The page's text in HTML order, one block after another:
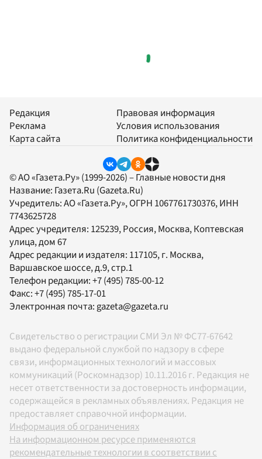
Редакция
Реклама
Карта сайта
Правовая информация
Условия использования
Политика конфиденциальности
© АО «Газета.Ру» (1999-2026) – Главные новости дня
Название: Газета.Ru (Gazeta.Ru)
Учредитель:АО «Газета.Ру», ОГРН 1067761730376, ИНН
7743625728
Адрес учредителя: 125239, Россия, Москва, Коптевская
улица, дом 67
Адрес редакции и издателя: 117105, г. Москва,
Варшавское шоссе, д.9, стр.1
Телефон редакции:+7 (495) 785-00-12
Факс:+7 (495) 785-17-01
Электронная почта:gazeta@gazeta.ru
Свидетельство о регистрации СМИ Эл № ФС77-67642
выдано федеральной службой по надзору в сфере
связи, информационных технологий и массовых
коммуникаций (Роскомнадзор) 10.11.2016 г. Редакция не
несет ответственности за достоверность информации,
содержащейся в рекламных объявлениях. Редакция не
предоставляет справочной информации.
Информация об ограничениях
На информационном ресурсе применяются
рекомендательные технологии в соответствии с